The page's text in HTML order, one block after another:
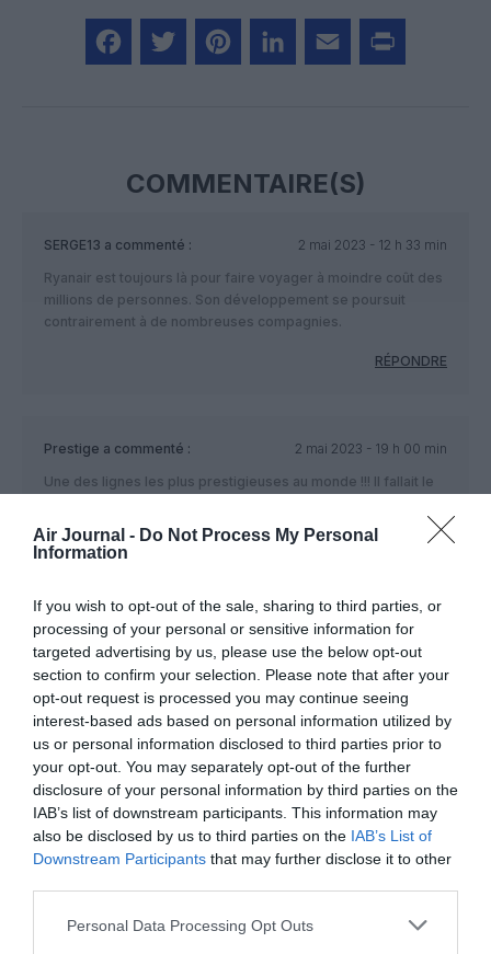
Air Journal - Do Not Process My Personal
Information
If you wish to opt-out of the sale, sharing to third parties, or
processing of your personal or sensitive information for
targeted advertising by us, please use the below opt-out
section to confirm your selection. Please note that after your
opt-out request is processed you may continue seeing
interest-based ads based on personal information utilized by
us or personal information disclosed to third parties prior to
your opt-out. You may separately opt-out of the further
disclosure of your personal information by third parties on the
IAB’s list of downstream participants. This information may
also be disclosed by us to third parties on the IAB’s List of
Downstream Participants that may further disclose it to other
Personal Data Processing Opt Outs
COMMENTAIRE(S)
SERGE13 a commenté :
2 mai 2023 - 12 h 33 min
Ryanair est toujours là pour faire voyager à moindre coût des
millions de personnes. Son développement se poursuit
contrairement à de nombreuses compagnies.
RÉPONDRE
Prestige a commenté :
2 mai 2023 - 19 h 00 min
Une des lignes les plus prestigieuses au monde !!! Il fallait le
De pire en pire cette compagnie… elle est en descente
depuis longtemps… une catastrophe !!
Quel imagea commenté :
2 mai 2023 - 19 h 03 min
Regardez moi ce pseudo PDG faire la promotion de façon
ridicule… et il prétend jouer dans la cour des grandes …
RÉPONDRE
LAISSER UN COMMENTAIRE